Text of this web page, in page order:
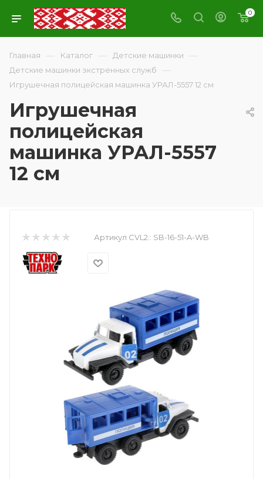
0
Главная — Каталог — Детские машинки —
Детские машинки экстренных служб —
Игрушечная полицейская машинка УРАЛ-5557 12 см
Игрушечная
полицейская
машинка УРАЛ-5557
12 см
Артикул CVL2:: SB-16-51-A-WB